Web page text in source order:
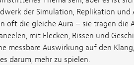
der Simulation, Replikation und
oft die gleiche Aura – sie tragen die
mit Flecken, Rissen und
messbare Auswirkung auf den
darum, mehr zu spielen.